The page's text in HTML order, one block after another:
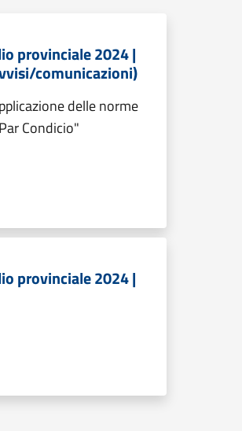
provinciale 2024 |
comunicazioni)
delle norme
Condicio"
provinciale 2024 |